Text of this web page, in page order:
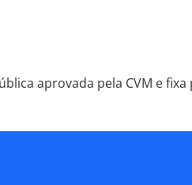
aprovada pela CVM e